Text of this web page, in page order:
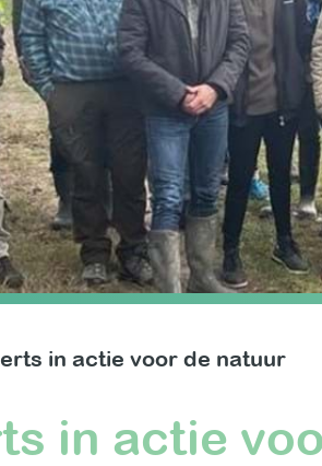
in actie voor de natuur
in actie